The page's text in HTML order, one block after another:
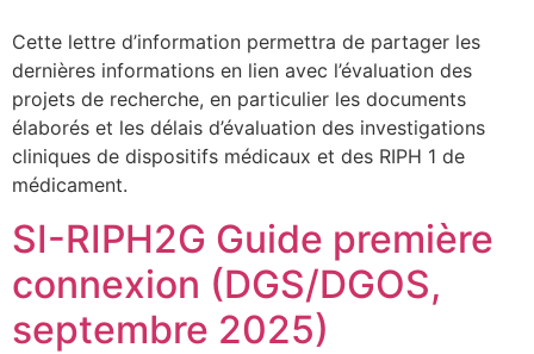
Cette lettre d’information permettra de partager les
dernières informations en lien avec l’évaluation des
projets de recherche, en particulier les documents
élaborés et les délais d’évaluation des investigations
cliniques de dispositifs médicaux et des RIPH 1 de
médicament.
SI-RIPH2G Guide première
connexion (DGS/DGOS,
septembre 2025)